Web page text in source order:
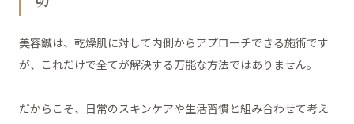
美容鍼は、乾燥肌に対して内側からアプローチできる施術です
が、これだけで全てが解決する万能な方法ではありません。
だからこそ、日常のスキンケアや生活習慣と組み合わせて考え